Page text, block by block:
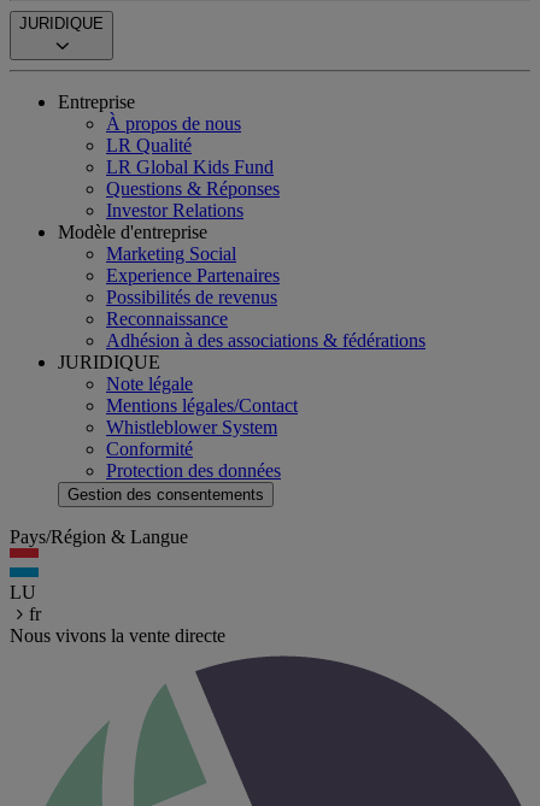
JURIDIQUE
Entreprise
À propos de nous
LR Qualité
LR Global Kids Fund
Questions & Réponses
Investor Relations
Modèle d'entreprise
Marketing Social
Experience Partenaires
Possibilités de revenus
Reconnaissance
Adhésion à des associations & fédérations
JURIDIQUE
Note légale
Mentions légales/Contact
Whistleblower System
Conformité
Protection des données
Gestion des consentements
Pays/Région & Langue
LU
fr
Nous vivons la vente directe